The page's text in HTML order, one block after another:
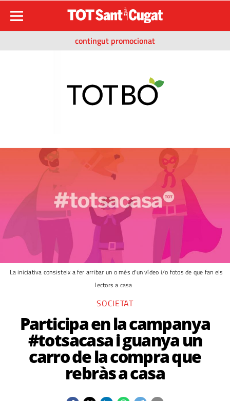
contingut promocionat
La iniciativa consisteix a fer arribar un o més d'un vídeo i/o fotos de que fan els
lectors a casa
SOCIETAT
Participa en la campanya
#totsacasa i guanya un
carro de la compra que
rebràs a casa